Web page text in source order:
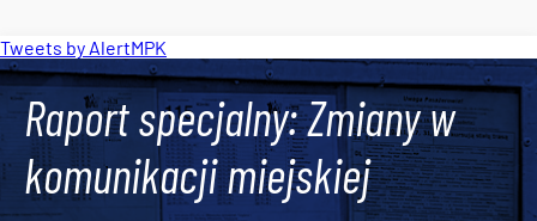
Tweets by AlertMPK
Raport specjalny: Zmiany w
komunikacji miejskiej